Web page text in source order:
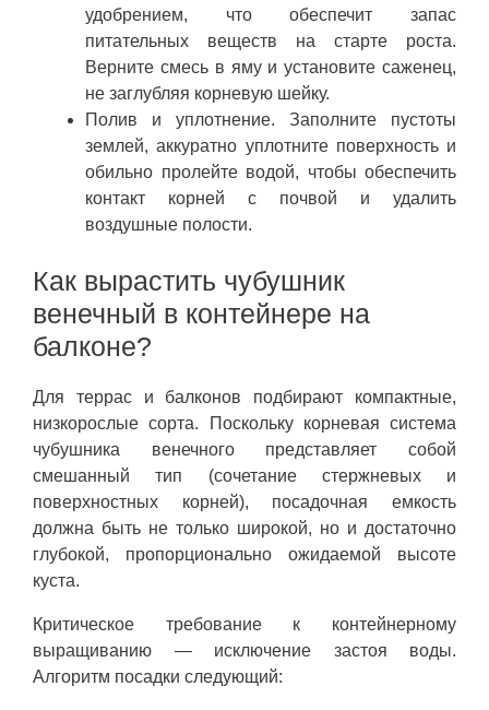
удобрением, что обеспечит запас
питательных веществ на старте роста.
Верните смесь в яму и установите саженец,
не заглубляя корневую шейку.
Полив и уплотнение. Заполните пустоты
землей, аккуратно уплотните поверхность и
обильно пролейте водой, чтобы обеспечить
контакт корней с почвой и удалить
воздушные полости.
Как вырастить чубушник
венечный в контейнере на
балконе?
Для террас и балконов подбирают компактные,
низкорослые сорта. Поскольку корневая система
чубушника венечного представляет собой
смешанный тип (сочетание стержневых и
поверхностных корней), посадочная емкость
должна быть не только широкой, но и достаточно
глубокой, пропорционально ожидаемой высоте
куста.
Критическое требование к контейнерному
выращиванию — исключение застоя воды.
Алгоритм посадки следующий: